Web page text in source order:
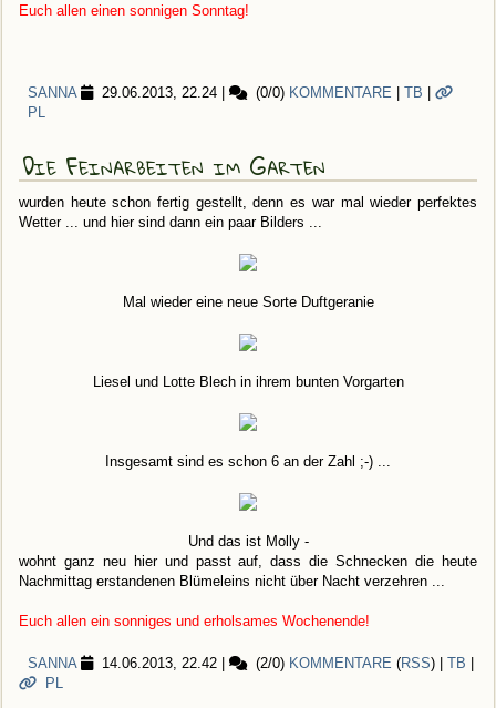
Euch allen einen sonnigen Sonntag!
SANNA 29.06.2013, 22.24 (0/0) KOMMENTARE TB
PL
Die Feinarbeiten im Garten
wurden heute schon fertig gestellt, denn es war mal wieder perfektes
Wetter ... und hier sind dann ein paar Bilders ...
Mal wieder eine neue Sorte Duftgeranie
Liesel und Lotte Blech in ihrem bunten Vorgarten
Insgesamt sind es schon 6 an der Zahl ;-) ...
Und das ist Molly -
wohnt ganz neu hier und passt auf, dass die Schnecken die heute
Nachmittag erstandenen Blümeleins nicht über Nacht verzehren ...
Euch allen ein sonniges und erholsames Wochenende!
SANNA 14.06.2013, 22.42 (2/0) KOMMENTARE (RSS) | TB
PL